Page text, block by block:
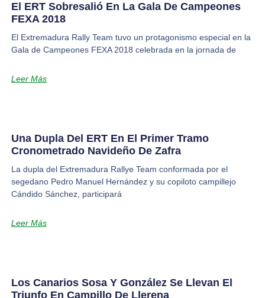
El ERT Sobresalió En La Gala De Campeones
FEXA 2018
El Extremadura Rally Team tuvo un protagonismo especial en la
Gala de Campeones FEXA 2018 celebrada en la jornada de
Leer Más
Una Dupla Del ERT En El Primer Tramo
Cronometrado Navideño De Zafra
La dupla del Extremadura Rallye Team conformada por el
segedano Pedro Manuel Hernández y su copiloto campillejo
Cándido Sánchez, participará
Leer Más
Los Canarios Sosa Y González Se Llevan El
Triunfo En Campillo De Llerena